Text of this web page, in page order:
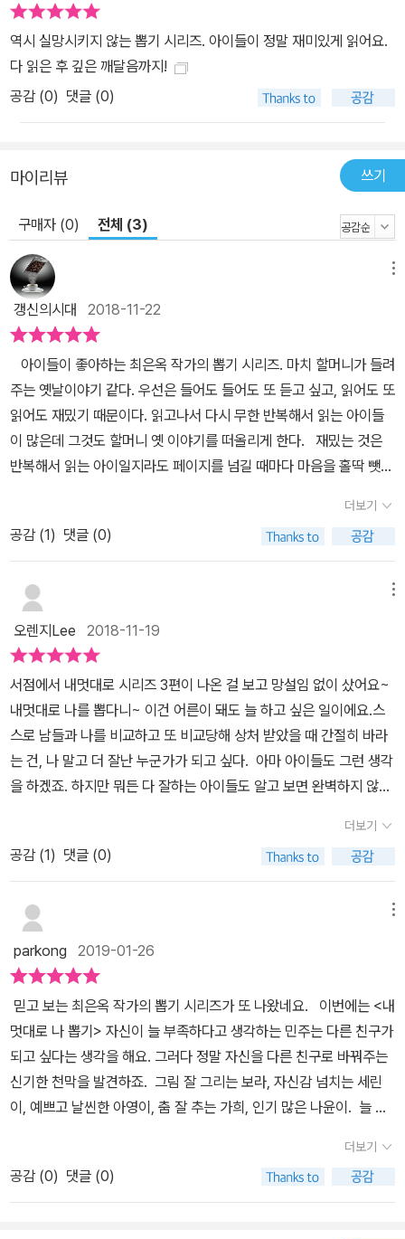
역시 실망시키지 않는 뽑기 시리즈. 아이들이 정말 재미있게 읽어요.
다 읽은 후 깊은 깨달음까지!
공감 (0) 댓글 (0)
마이리뷰 쓰기
구매자 (0) 전체 (3)
갱신의시대 2018-11-22
아이들이 좋아하는 최은옥 작가의 뽑기 시리즈. 마치 할머니가 들려
주는 옛날이야기 같다. 우선은 들어도 들어도 또 듣고 싶고, 읽어도 또
읽어도 재밌기 때문이다. 읽고나서 다시 무한 반복해서 읽는 아이들
이 많은데 그것도 할머니 옛 이야기를 떠올리게 한다. 재밌는 것은
반복해서 읽는 아이일지라도 페이지를 넘길 때마다 마음을 홀딱 뺏긴
날이야기를 들으면서 ‘안 돼, 안 돼! 바보같이 또 당하다니!’ 하고 안타
까워하고 속상해했던 것과 너무나 닮아 있다. 어른이라고 해서 다르
지 않다. 나 역시 <내 멋대로 나뽑기>를 읽으면서 ‘헉, 너무 완벽한 아
이가 되잖아?’ 하면서 ‘과연 민주에게 무슨 일이 일어날까?’ 걱정되고
궁금해서 콩콩콩 마음을 졸이며 페이지를 넘기게 되었다. <내 멋대
로 나뽑기>에는 문학이 갖는 ‘은유’가 들어 있다. 아이들에게 꿈이
뭐냐고 물으면 때때로 엄마아빠에게 주입된 꿈을 말하는 아이들이 있
다. 변호사 의사 대학교수 등등. 그보다는 축구선수라든가 아나운서
라든가 미용사 레고조립자 발명가라고 말하는 아이들이 훨씬 더 자신
감에 차 있다. 그 아이들은 자기가 무엇을 좋아하는지를 알고 있기 때
문이다. 가끔은 자기 아이의 기질과 성향을 전혀 모른 채 본인들이
이루지 못한 꿈을 아이에게 주입하는 부모들을 본다. 아이는 한동안
는 ‘나는 어떤 아이지?’ 하고 묻는다. 나는 무엇을 좋아하고 무엇을
리고 그러한 내가 마음 속에 품고 있는 '꿈'은 무엇인지를 돌아보게 한
다. 내가 나를 알아가는 것, 내 행복설계도의 첫 걸음이 아닐까. 이 책
더보기
공감 (1) 댓글 (0)
오렌지Lee 2018-11-19
서점에서 내멋대로 시리즈 3편이 나온 걸 보고 망설임 없이 샀어요~
내멋대로 나를 뽑다니~ 이건 어른이 돼도 늘 하고 싶은 일이에요.스
스로 남들과 나를 비교하고 또 비교당해 상처 받았을 때 간절히 바라
는 건, 나 말고 더 잘난 누군가가 되고 싶다. 아마 아이들도 그런 생각
을 하겠죠. 하지만 뭐든 다 잘하는 아이들도 알고 보면 완벽하지 않잖
서민주를 거울 속에서 보여주는 장면에서 울컥! 했답니다. 물론 그림
이 예쁘다며 읽기 시작한 제 아이도 그랬구요~ 이제부터는 아이가 작
은 일을 해냈을 때도 잊지말고 칭찬해주려고요. 꼭 대단한 일을 해야
멋진 게 아니라 본인 자신이라서 할 수 있는 것들이 정말 소중하고 멋
더보기
공감 (1) 댓글 (0)
parkong 2019-01-26
믿고 보는 최은옥 작가의 뽑기 시리즈가 또 나왔네요. 이번에는 <내
멋대로 나 뽑기> 자신이 늘 부족하다고 생각하는 민주는 다른 친구가
되고 싶다는 생각을 해요. 그러다 정말 자신을 다른 친구로 바꿔주는
신기한 천막을 발견하죠. 그림 잘 그리는 보라, 자신감 넘치는 세린
이, 예쁘고 날씬한 아영이, 춤 잘 추는 가희, 인기 많은 나윤이. 늘 자
는 정말 장점만 있을까요? 그렇지 않아요. 그것보다 더 심각한 문제
는 다른 친구가 되느라고 자신의 진짜 중요한 부분들을 잃어가고 있
다는 거죠. 소중한 엄마 아빠, 동생처럼 사랑하는 강아지 코코, 친근
더보기
공감 (0) 댓글 (0)